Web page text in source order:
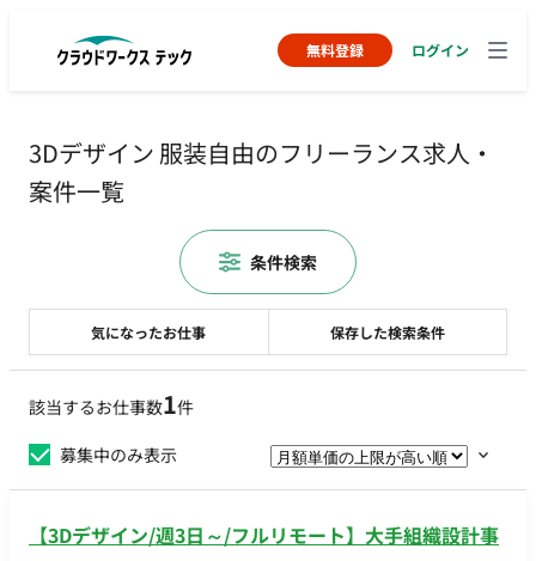
無料登録 ログイン
3Dデザイン 服装自由のフリーランス求人・
案件一覧
該当するお仕事数1件
募集中のみ表示
【3Dデザイン/週3日～/フルリモート】大手組織設計事
気になったお仕事 保存した検索条件
条件検索